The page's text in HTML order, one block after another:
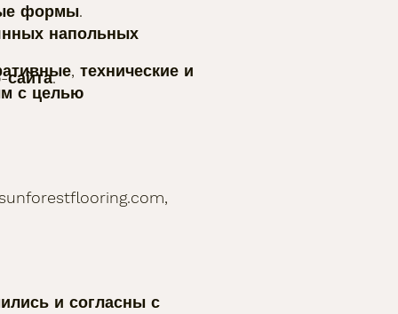
формы.
напольных
технические и
с целью
и согласны с